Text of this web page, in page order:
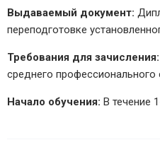
Выдаваемый документ:
переподготовке
Требования для зачисления:
среднего профессионального
Начало обучения: В течение